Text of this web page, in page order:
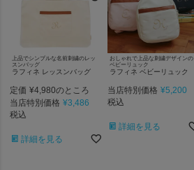
上品でシンプルな名前刺繍のレッ
スンバッグ
ラフィネ レッスンバッグ
定価 ¥4,980のところ
当店特別価格 ¥3,486
税込
詳細を見る
おしゃれで上品な刺繍デザインの
ベビーリュック
ラフィネ ベビーリュック
当店特別価格 ¥5,200
税込
詳細を見る